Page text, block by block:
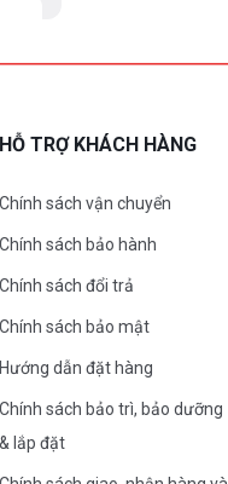
HỖ TRỢ KHÁCH HÀNG
Chính sách vận chuyển
Chính sách bảo hành
Chính sách đổi trả
Chính sách bảo mật
Hướng dẫn đặt hàng
Chính sách bảo trì, bảo dưỡng
& lắp đặt